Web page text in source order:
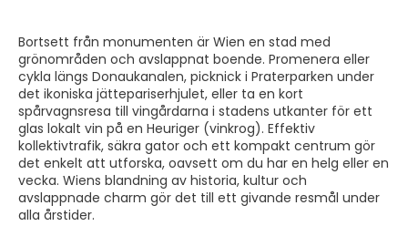
Bortsett från monumenten är Wien en stad med
grönområden och avslappnat boende. Promenera eller
cykla längs Donaukanalen, picknick i Praterparken under
det ikoniska jättepariserhjulet, eller ta en kort
spårvagnsresa till vingårdarna i stadens utkanter för ett
glas lokalt vin på en Heuriger (vinkrog). Effektiv
kollektivtrafik, säkra gator och ett kompakt centrum gör
det enkelt att utforska, oavsett om du har en helg eller en
vecka. Wiens blandning av historia, kultur och
avslappnade charm gör det till ett givande resmål under
alla årstider.